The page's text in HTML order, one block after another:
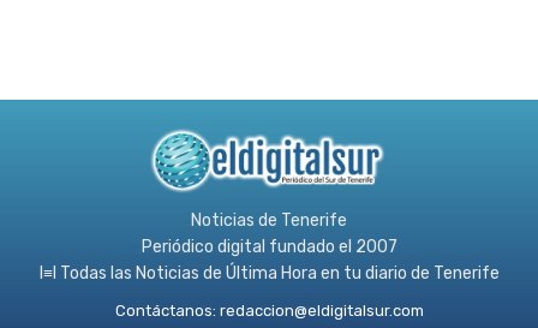
Noticias de Tenerife
Periódico digital fundado el 2007
l≡l Todas las Noticias de Última Hora en tu diario de Tenerife
Contáctanos: redaccion@eldigitalsur.com